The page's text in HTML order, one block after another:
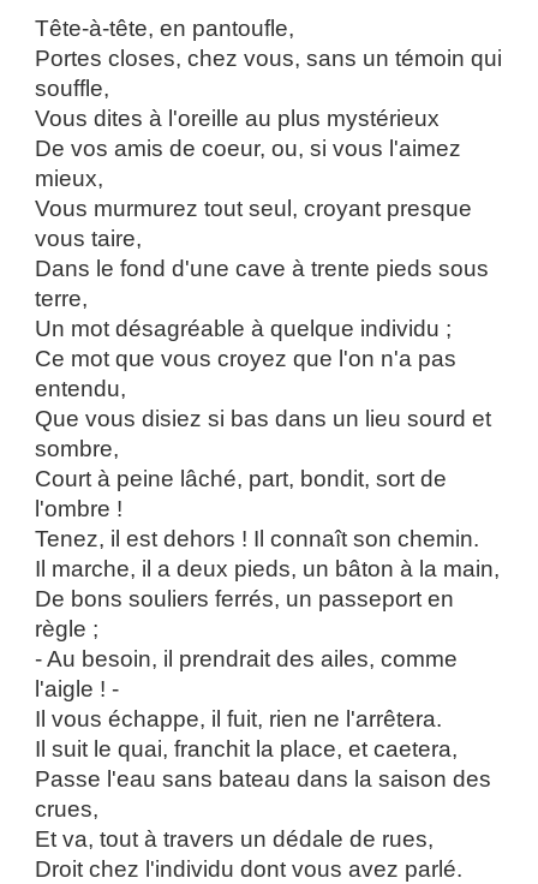
Tête-à-tête, en pantoufle,
Portes closes, chez vous, sans un témoin qui
souffle,
Vous dites à l'oreille au plus mystérieux
De vos amis de coeur, ou, si vous l'aimez
mieux,
Vous murmurez tout seul, croyant presque
vous taire,
Dans le fond d'une cave à trente pieds sous
terre,
Un mot désagréable à quelque individu ;
Ce mot que vous croyez que l'on n'a pas
entendu,
Que vous disiez si bas dans un lieu sourd et
sombre,
Court à peine lâché, part, bondit, sort de
l'ombre !
Tenez, il est dehors ! Il connaît son chemin.
Il marche, il a deux pieds, un bâton à la main,
De bons souliers ferrés, un passeport en
règle ;
- Au besoin, il prendrait des ailes, comme
l'aigle ! -
Il vous échappe, il fuit, rien ne l'arrêtera.
Il suit le quai, franchit la place, et caetera,
Passe l'eau sans bateau dans la saison des
crues,
Et va, tout à travers un dédale de rues,
Droit chez l'individu dont vous avez parlé.